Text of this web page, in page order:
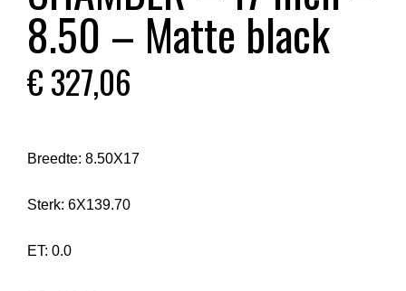
8.50 – Matte black
€327,06
Breedte: 8.50X17
Sterk: 6X139.70
ET: 0.0